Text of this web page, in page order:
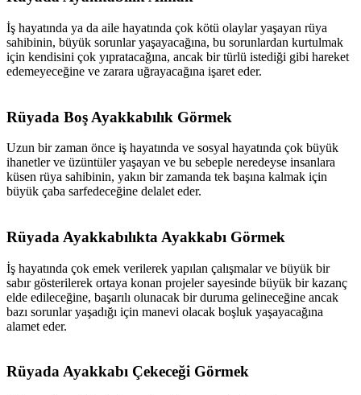
İş hayatında ya da aile hayatında çok kötü olaylar yaşayan rüya
sahibinin, büyük sorunlar yaşayacağına, bu sorunlardan kurtulmak
için kendisini çok yıpratacağına, ancak bir türlü istediği gibi hareket
edemeyeceğine ve zarara uğrayacağına işaret eder.
Rüyada Boş Ayakkabılık Görmek
Uzun bir zaman önce iş hayatında ve sosyal hayatında çok büyük
ihanetler ve üzüntüler yaşayan ve bu sebeple neredeyse insanlara
küsen rüya sahibinin, yakın bir zamanda tek başına kalmak için
büyük çaba sarfedeceğine delalet eder.
Rüyada Ayakkabılıkta Ayakkabı Görmek
İş hayatında çok emek verilerek yapılan çalışmalar ve büyük bir
sabır gösterilerek ortaya konan projeler sayesinde büyük bir kazanç
elde edileceğine, başarılı olunacak bir duruma gelineceğine ancak
bazı sorunlar yaşadığı için manevi olacak boşluk yaşayacağına
alamet eder.
Rüyada Ayakkabı Çekeceği Görmek